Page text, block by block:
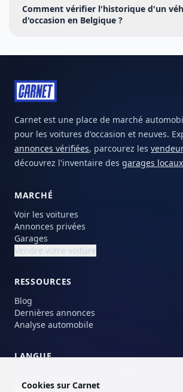
Comment vérifier l'historique d'un
d'occasion en Belgique ?
Carnet est une place de marché
pour les voitures d'occasion et neuves.
annonces vérifiées, parcourez les
découvrez l'inventaire des garages locaux
MARCHÉ
Voir les voitures
Annonces privées
Garages
Vendre votre voiture
RESSOURCES
Blog
Dernières annonces
Analyse automobile
LANGUE
Cookies sur Carnet